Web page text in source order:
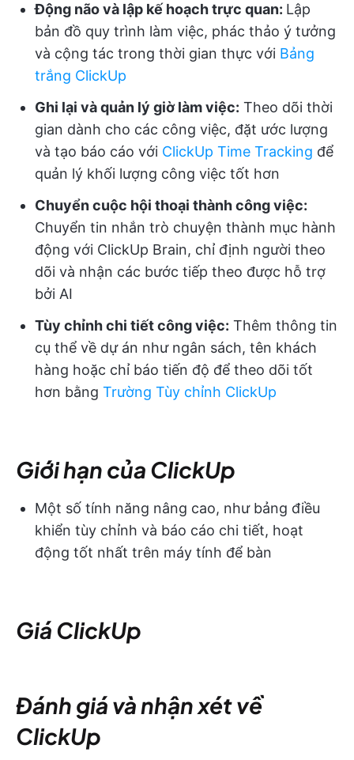
Động não và lập kế hoạch trực quan: Lập
bản đồ quy trình làm việc, phác thảo ý tưởng
và cộng tác trong thời gian thực với Bảng
trắng ClickUp
Ghi lại và quản lý giờ làm việc: Theo dõi thời
gian dành cho các công việc, đặt ước lượng
và tạo báo cáo với ClickUp Time Tracking để
quản lý khối lượng công việc tốt hơn
Chuyển cuộc hội thoại thành công việc:
Chuyển tin nhắn trò chuyện thành mục hành
động với ClickUp Brain, chỉ định người theo
dõi và nhận các bước tiếp theo được hỗ trợ
bởi AI
Tùy chỉnh chi tiết công việc: Thêm thông tin
cụ thể về dự án như ngân sách, tên khách
hàng hoặc chỉ báo tiến độ để theo dõi tốt
hơn bằng Trường Tùy chỉnh ClickUp
Giới hạn của ClickUp
Một số tính năng nâng cao, như bảng điều
khiển tùy chỉnh và báo cáo chi tiết, hoạt
động tốt nhất trên máy tính để bàn
Giá ClickUp
Đánh giá và nhận xét về
ClickUp